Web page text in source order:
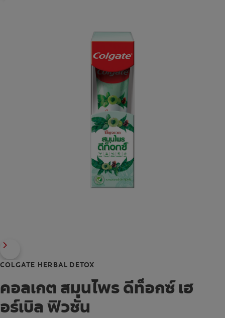
COLGATE HERBAL DETOX
คอลเกต สมุนไพร ดีท็อกซ์ เฮ
อร์เบิล ฟิวชั่น